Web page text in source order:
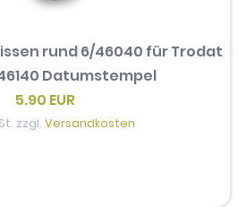
rund 6/46040 für Trodat
Datumstempel
5.90 EUR
zzgl.Versandkosten